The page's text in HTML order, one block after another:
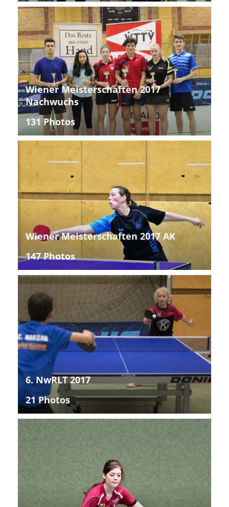
Wiener Meisterschaften 2017
Nachwuchs
131 Photos
Wiener Meisterschaften 2017 AK
147 Photos
6. NwRLT 2017
21 Photos